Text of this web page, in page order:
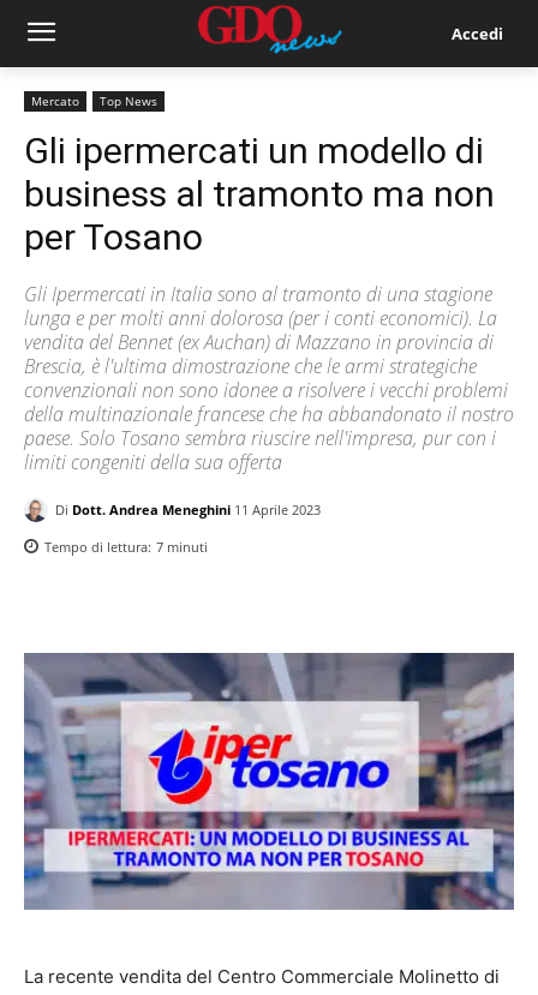
Accedi
Mercato Top News
Gli ipermercati un modello di
business al tramonto ma non
per Tosano
Gli Ipermercati in Italia sono al tramonto di una stagione
lunga e per molti anni dolorosa (per i conti economici). La
vendita del Bennet (ex Auchan) di Mazzano in provincia di
Brescia, è l'ultima dimostrazione che le armi strategiche
convenzionali non sono idonee a risolvere i vecchi problemi
della multinazionale francese che ha abbandonato il nostro
paese. Solo Tosano sembra riuscire nell'impresa, pur con i
limiti congeniti della sua offerta
Di Dott. Andrea Meneghini 11 Aprile 2023
Tempo di lettura: 7 minuti
La recente vendita del Centro Commerciale Molinetto di